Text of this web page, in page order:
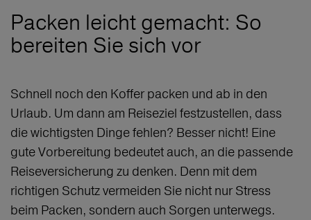
Packen leicht gemacht: So
bereiten Sie sich vor
Schnell noch den Koffer packen und ab in den
Urlaub. Um dann am Reiseziel festzustellen, dass
die wichtigsten Dinge fehlen? Besser nicht! Eine
gute Vorbereitung bedeutet auch, an die passende
Reiseversicherung zu denken. Denn mit dem
richtigen Schutz vermeiden Sie nicht nur Stress
beim Packen, sondern auch Sorgen unterwegs.